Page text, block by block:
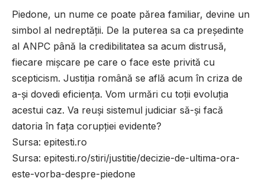
Piedone, un nume ce poate părea familiar, devine un
simbol al nedreptății. De la puterea sa ca președinte
al ANPC până la credibilitatea sa acum distrusă,
fiecare mișcare pe care o face este privită cu
scepticism. Justiția română se află acum în criza de
a-și dovedi eficiența. Vom urmări cu toții evoluția
acestui caz. Va reuși sistemul judiciar să-și facă
datoria în fața corupției evidente?
Sursa: epitesti.ro
Sursa: epitesti.ro/stiri/justitie/decizie-de-ultima-ora-
este-vorba-despre-piedone